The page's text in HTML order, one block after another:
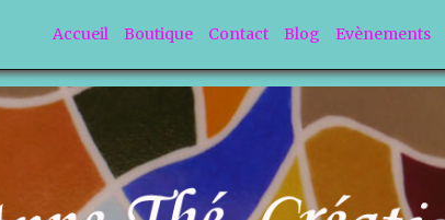
Accueil Boutique Contact Blog Evènements